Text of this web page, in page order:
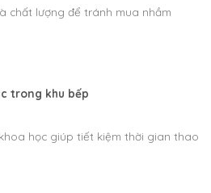
chất lượng để tránh mua nhầm
trong khu bếp
học giúp tiết kiệm thời gian thao